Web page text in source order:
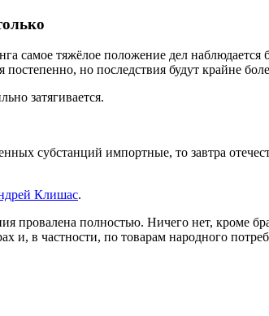
самое тяжёлое положение дел наблюдается
постепенно, но последствия будут крайне
затягивается.
субстанций импортные, то завтра
Клишас.
провалена полностью. Ничего нет, кроме
и, в частности, по товарам народного